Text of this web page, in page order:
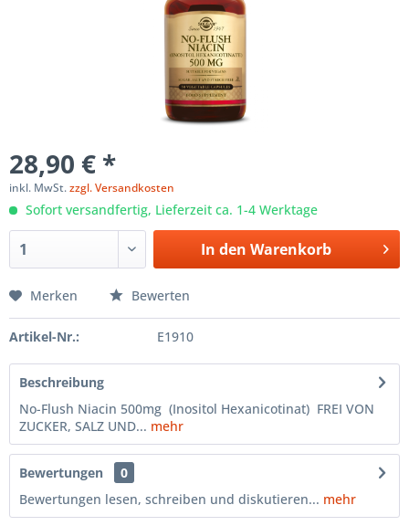
28,90 € *
inkl. MwSt.zzgl. Versandkosten
Sofort versandfertig, Lieferzeit ca. 1-4 Werktage
In den Warenkorb
Merken Bewerten
Artikel-Nr.: E1910
Beschreibung
No-Flush Niacin 500mg (Inositol Hexanicotinat) FREI VON
ZUCKER, SALZ UND... mehr
Bewertungen
0
Bewertungen lesen, schreiben und diskutieren... mehr